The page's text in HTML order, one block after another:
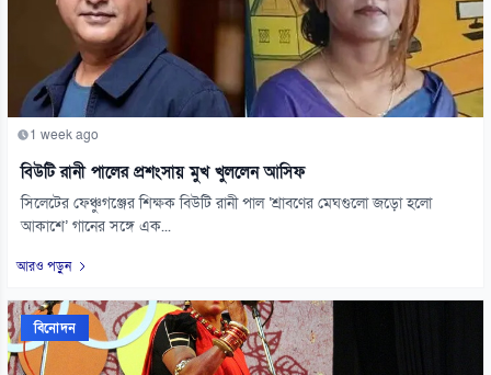
1 week ago
বিউটি রানী পালের প্রশংসায় মুখ খুললেন আসিফ
সিলেটের ফেঞ্চুগঞ্জের শিক্ষক বিউটি রানী পাল ‘শ্রাবণের মেঘগুলো জড়ো হলো
আকাশে’ গানের সঙ্গে এক...
আরও পড়ুন
বিনোদন